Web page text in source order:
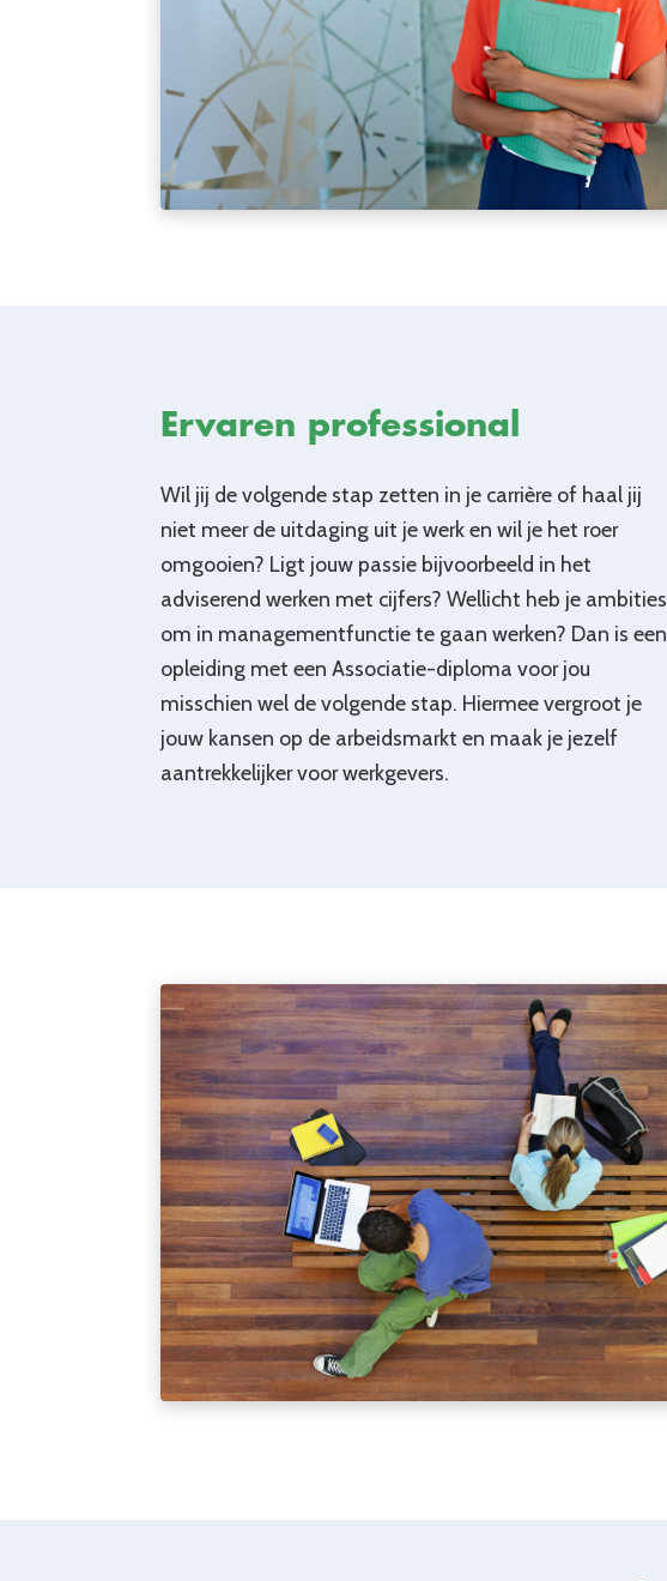
Ervaren professional
Wil jij de volgende stap zetten in je carrière of haal jij
niet meer de uitdaging uit je werk en wil je het roer
omgooien? Ligt jouw passie bijvoorbeeld in het
adviserend werken met cijfers? Wellicht heb je ambities
om in managementfunctie te gaan werken? Dan is een
opleiding met een Associatie-diploma voor jou
misschien wel de volgende stap. Hiermee vergroot je
jouw kansen op de arbeidsmarkt en maak je jezelf
aantrekkelijker voor werkgevers.